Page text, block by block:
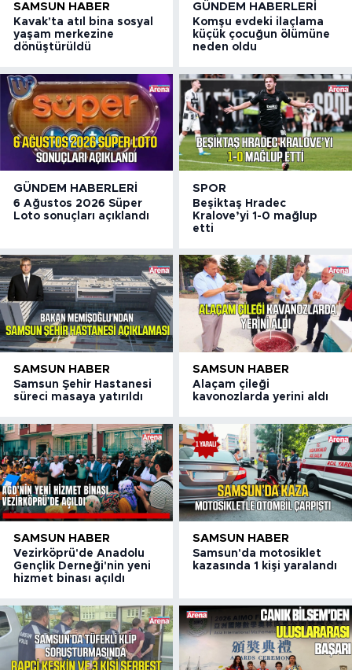
SAMSUN HABER
Kavak'ta atıl bina sosyal
yaşam merkezine
dönüştürüldü
GÜNDEM HABERLERI
Komşu evdeki ilaçlama
küçük çocuğun ölümüne
neden oldu
GÜNDEM HABERLERI
6 Ağustos 2026 Süper
Loto sonuçları açıklandı
SPOR
Beşiktaş Hradec
Kralove’yi 1-0 mağlup
etti
SAMSUN HABER
Samsun Şehir Hastanesi
süreci masaya yatırıldı
SAMSUN HABER
Alaçam çileği
kavonozlarda yerini aldı
SAMSUN HABER
Vezirköprü'de Anadolu
Gençlik Derneği'nin yeni
hizmet binası açıldı
SAMSUN HABER
Samsun'da motosiklet
kazasında 1 kişi yaralandı